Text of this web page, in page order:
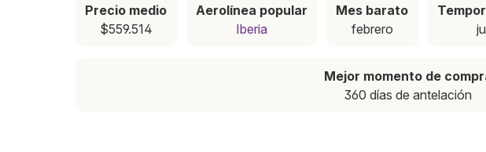
Precio medio
$559.514
Aerolínea popular
Iberia
Mes barato
febrero
Mejor momento de
360 días de antelación